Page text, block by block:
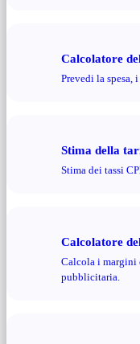
Calcolatore
Prevedi la spesa,
Stima della
Stima dei tassi
Calcolatore
Calcola i margini
pubblicitaria.